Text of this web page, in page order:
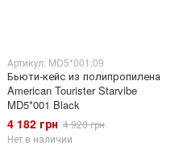
Артикул: MD5*001;09
Бьюти-кейс из полипропилена
American Tourister Starvibe
MD5*001 Black
4 182 грн 4 920 грн
Нет в наличии